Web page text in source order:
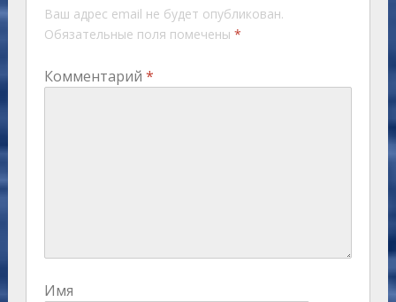
Ваш адрес email не будет опубликован.
Обязательные поля помечены *
Комментарий *
Имя